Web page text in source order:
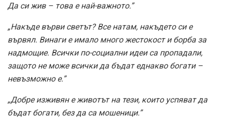
Да си жив – това е най-важното.”
„Накъде върви светът? Все натам, накъдето си е
вървял. Винаги е имало много жестокост и борба за
надмощие. Всички по-социални идеи са пропадали,
защото не може всички да бъдат еднакво богати –
невъзможно е.”
„Добре изживян е животът на тези, които успяват да
бъдат богати, без да са мошеници.”